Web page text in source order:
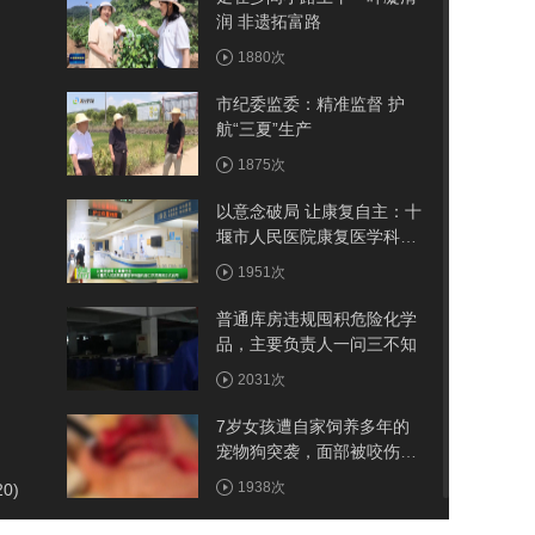
润 非遗拓富路
1880次
市纪委监委：精准监督 护
航“三夏”生产
1875次
以意念破局 让康复自主：十
堰市人民医院康复医学科脑
机接口示范病房正式启用
1951次
普通库房违规囤积危险化学
品，主要负责人一问三不知
2031次
7岁女孩遭自家饲养多年的
宠物狗突袭，面部被咬伤10
多处，嘴唇被撕裂
1938次